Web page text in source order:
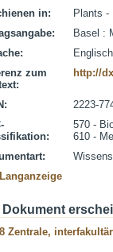
in:
Plants -
Basel :
Englisch
zum
http://
2223-
570 -
610 -
Dokument
8 Zentrale,